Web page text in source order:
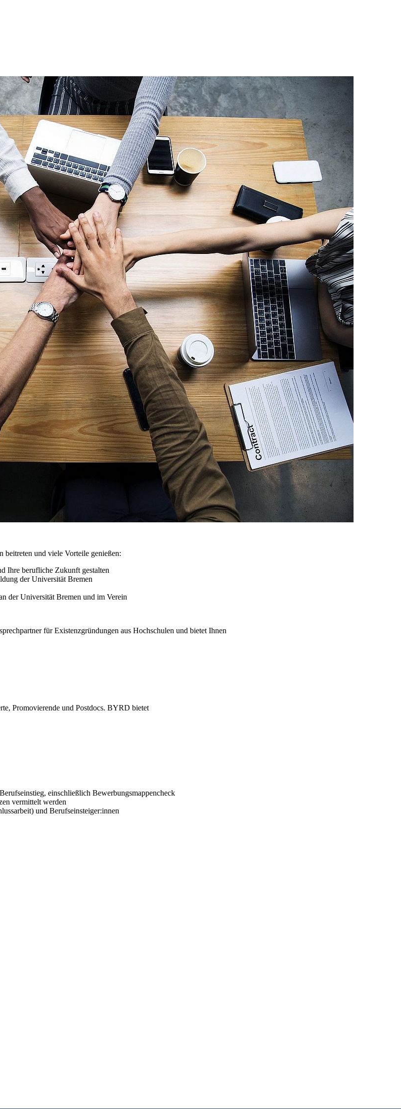
beitreten und viele Vorteile genießen:
Ihre berufliche Zukunft gestalten
der Universität Bremen
der Universität Bremen und im Verein
für Existenzgründungen aus Hochschulen und bietet Ihnen
Promovierende und Postdocs. BYRD bietet
einschließlich Bewerbungsmappencheck
vermittelt werden
und Berufseinsteiger:innen